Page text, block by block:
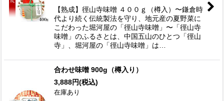
【熟成】徑山寺味噌 ４００ｇ（樽入）〜鎌倉時
代より続く伝統製法を守り、地元産の夏野菜に
こだわった堀河屋の「徑山寺味噌」〜「徑山寺
味噌」のふるさとは、中国五山のひとつ「徑山
寺」、堀河屋の「徑山寺味噌」は…
合わせ味噌 900g（樽入り）
3,888円(税込)
在庫あり